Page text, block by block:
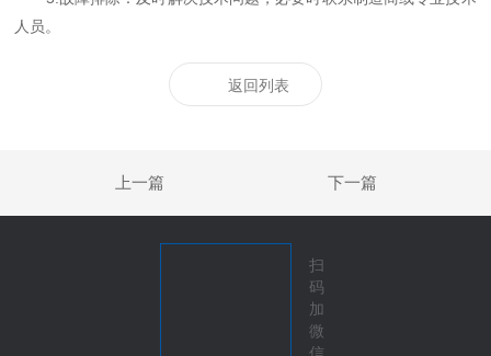
人员。
返回列表
上一篇 下一篇
扫
码
加
微